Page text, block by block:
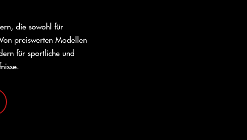
die sowohl für
preiswerten Modellen
für sportliche und